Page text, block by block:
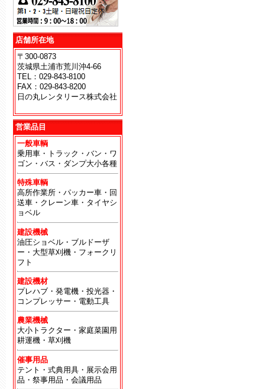
店舗所在地
〒300-0873
茨城県土浦市荒川沖4-66
TEL：029-843-8100
FAX：029-843-8200
日の丸レンタリース株式会社
営業品目
一般車輌
乗用車・トラック・バン・ワ
ゴン・バス・ダンプ大小各種
特殊車輌
高所作業所・パッカー車・回
送車・クレーン車・タイヤシ
ョベル
建設機械
油圧ショベル・ブルドーザ
ー・大型草刈機・フォークリ
フト
建設機材
プレハブ・発電機・投光器・
コンプレッサー・電動工具
農業機械
大小トラクター・家庭菜園用
耕運機・草刈機
催事用品
テント・式典用具・展示会用
品・祭事用品・会議用品